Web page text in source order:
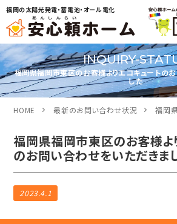
福岡の太陽光発電・蓄電池・オール電化
INQUIRY-
福岡県福岡市東区のお客様よりエコキュートの
した
HOME 最新のお問い合わせ状況 福岡
福岡県福岡市東区のお客様よ
のお問い合わせをいただきま
2023.4.1